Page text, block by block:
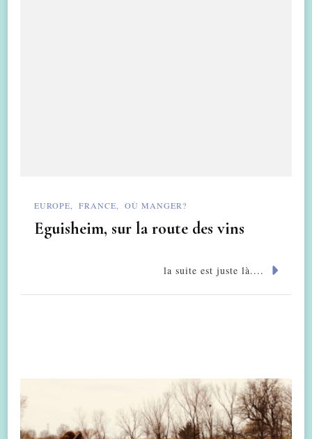
EUROPE FRANCE OÙ MANGER?
Eguisheim, sur la route des vins
la suite est juste là....